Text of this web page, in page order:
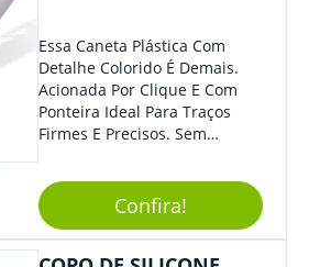
Essa Caneta Plástica Com
Detalhe Colorido É Demais.
Acionada Por Clique E Com
Ponteira Ideal Para Traços
Firmes E Precisos. Sem
Brinde Para Representar Sua
Marca. Dimensões: 1.6 Cm X
13.7 Cm X 1.6 Cm
Confira!